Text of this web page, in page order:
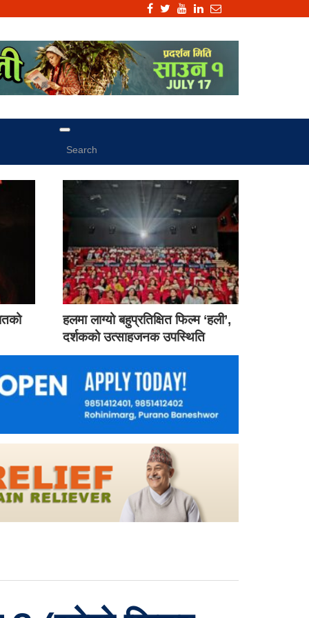
हलमा लाग्यो बहुप्रतिक्षित फिल्म ‘हली’,
दर्शकको उत्साहजनक उपस्थिति